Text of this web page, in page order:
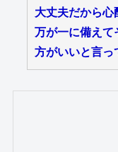
大丈夫だから心
万が一に備えて
方がいいと言っ